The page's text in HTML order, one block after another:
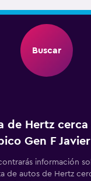
Buscar
de Hertz
Gen F
información
de autos de Hertz